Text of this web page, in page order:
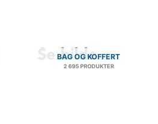
BAG OG KOFFERT
2 695 PRODUKTER